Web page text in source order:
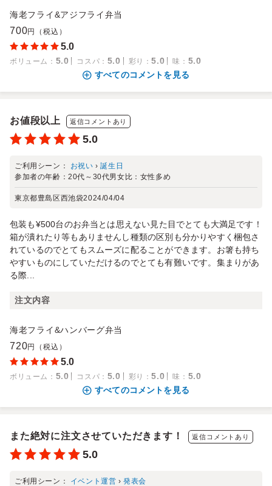
海老フライ&アジフライ弁当
700円（税込）
5.0
ボリューム ： 5.0 コスパ ： 5.0 彩り ：5.0 味 ： 5.0
すべてのコメントを見る
お値段以上 返信コメントあり
5.0
ご利用シーン： お祝い ›誕生日
参加者の年齢：20代～30代男女比： 女性多め
東京都豊島区西池袋2024/04/04
包装も¥500台のお弁当とは思えない見た目でとても大満足です！
箱が潰れたり等もありませんし種類の区別も分かりやすく梱包さ
れているのでとてもスムーズに配ることができます。お箸も持ち
やすいものにしていただけるのでとても有難いです。集まりがあ
る際...
注文内容
海老フライ&ハンバーグ弁当
720円（税込）
5.0
ボリューム ： 5.0 コスパ ： 5.0 彩り ：5.0 味 ： 5.0
すべてのコメントを見る
また絶対に注文させていただきます！ 返信コメントあり
5.0
ご利用シーン： イベント運営 ›発表会